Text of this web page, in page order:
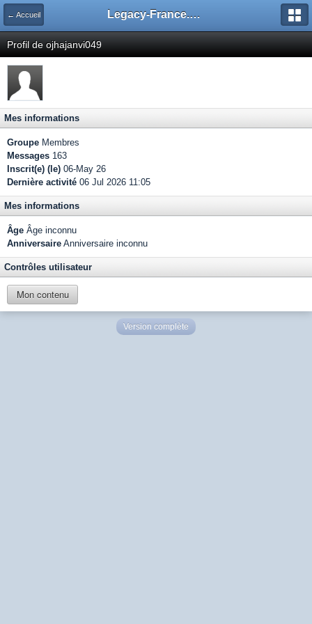
← Accueil Legacy-France.org - Forum
Profil de ojhajanvi049
Mes informations
Groupe Membres
Messages 163
Inscrit(e) (le) 06-May 26
Dernière activité 06 Jul 2026 11:05
Mes informations
Âge Âge inconnu
Anniversaire Anniversaire inconnu
Contrôles utilisateur
Mon contenu
Version complète